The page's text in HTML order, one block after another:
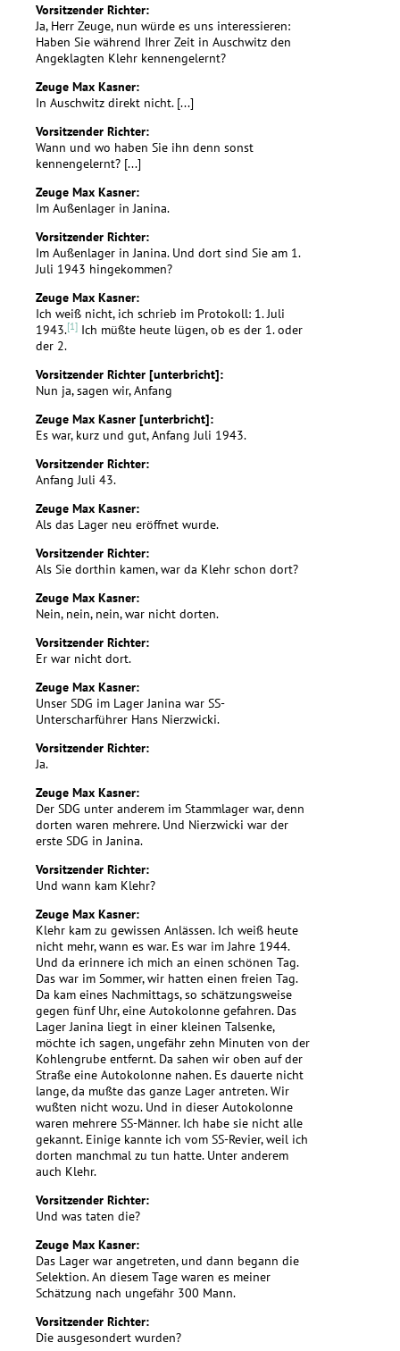
Vorsitzender Richter:
Ja, Herr Zeuge, nun würde es uns interessieren:
Haben Sie während Ihrer Zeit in Auschwitz den
Angeklagten Klehr kennengelernt?
Zeuge Max Kasner:
In Auschwitz direkt nicht. [...]
Vorsitzender Richter:
Wann und wo haben Sie ihn denn sonst
kennengelernt? [...]
Zeuge Max Kasner:
Im Außenlager in Janina.
Vorsitzender Richter:
Im Außenlager in Janina. Und dort sind Sie am 1.
Juli 1943 hingekommen?
Zeuge Max Kasner:
Ich weiß nicht, ich schrieb im Protokoll: 1. Juli
1943.[1] Ich müßte heute lügen, ob es der 1. oder
der 2.
Vorsitzender Richter [unterbricht]:
Nun ja, sagen wir, Anfang
Zeuge Max Kasner [unterbricht]:
Es war, kurz und gut, Anfang Juli 1943.
Vorsitzender Richter:
Anfang Juli 43.
Zeuge Max Kasner:
Als das Lager neu eröffnet wurde.
Vorsitzender Richter:
Als Sie dorthin kamen, war da Klehr schon dort?
Zeuge Max Kasner:
Nein, nein, nein, war nicht dorten.
Vorsitzender Richter:
Er war nicht dort.
Zeuge Max Kasner:
Unser SDG im Lager Janina war SS-
Unterscharführer Hans Nierzwicki.
Vorsitzender Richter:
Ja.
Zeuge Max Kasner:
Der SDG unter anderem im Stammlager war, denn
dorten waren mehrere. Und Nierzwicki war der
erste SDG in Janina.
Vorsitzender Richter:
Und wann kam Klehr?
Zeuge Max Kasner:
Klehr kam zu gewissen Anlässen. Ich weiß heute
nicht mehr, wann es war. Es war im Jahre 1944.
Und da erinnere ich mich an einen schönen Tag.
Das war im Sommer, wir hatten einen freien Tag.
Da kam eines Nachmittags, so schätzungsweise
gegen fünf Uhr, eine Autokolonne gefahren. Das
Lager Janina liegt in einer kleinen Talsenke,
möchte ich sagen, ungefähr zehn Minuten von der
Kohlengrube entfernt. Da sahen wir oben auf der
Straße eine Autokolonne nahen. Es dauerte nicht
lange, da mußte das ganze Lager antreten. Wir
wußten nicht wozu. Und in dieser Autokolonne
waren mehrere SS-Männer. Ich habe sie nicht alle
gekannt. Einige kannte ich vom SS-Revier, weil ich
dorten manchmal zu tun hatte. Unter anderem
auch Klehr.
Vorsitzender Richter:
Und was taten die?
Zeuge Max Kasner:
Das Lager war angetreten, und dann begann die
Selektion. An diesem Tage waren es meiner
Schätzung nach ungefähr 300 Mann.
Vorsitzender Richter:
Die ausgesondert wurden?